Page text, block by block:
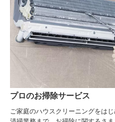
プロのお掃除サービス
ご家庭のハウスクリーニングをは